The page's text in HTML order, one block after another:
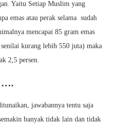
Yaitu Setiap Muslim yang
emas atau perak selama sudah
mencapai 85 gram emas
kurang lebih 550 juta) maka
2,5 persen.
….
jawabannya tentu saja
banyak tidak lain dan tidak